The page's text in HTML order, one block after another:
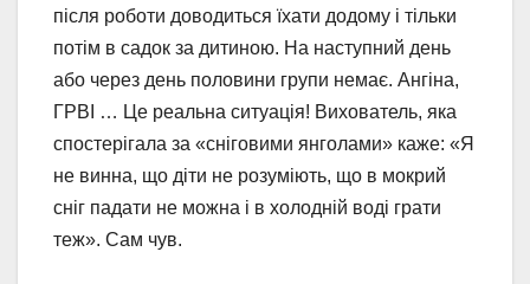
після роботи доводиться їхати додому і тільки
потім в садок за дитиною. На наступний день
або через день половини групи немає. Ангіна,
ГРВІ … Це реальна ситуація! Вихователь, яка
спостерігала за «сніговими янголами» каже: «Я
не винна, що діти не розуміють, що в мокрий
сніг падати не можна і в холодній воді грати
теж». Сам чув.